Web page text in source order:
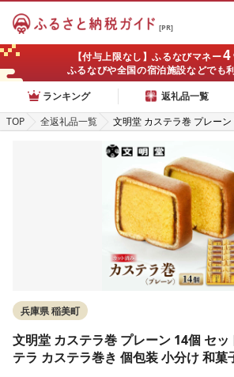
[PR]
【付与上限なし】ふるなびマネー4
ふるなびや全国の宿泊施設などでも
ランキング
返礼品一覧
TOP
全返礼品一覧
文明堂 カステラ巻 プレー
菓子 お菓子 菓子 おやつ デ
テラ ギフト 贈り物 プレゼ
兵庫県 稲美町
文明堂 カステラ巻 プレーン 14個 セ
テラ カステラ巻き 個包装 小分け 和菓